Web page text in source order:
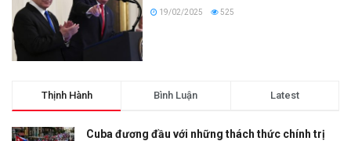
19/02/2025 525
Thịnh Hành Bình Luận Latest
Cuba đương đầu với những thách thức chính trị